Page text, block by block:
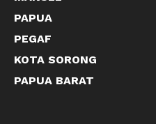
PAPUA
PEGAF
KOTA SORONG
PAPUA BARAT